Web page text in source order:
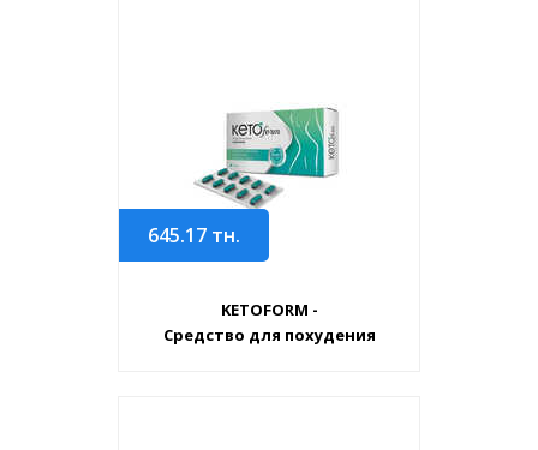
645.17 тн.
KETOFORM -
Средство для похудения